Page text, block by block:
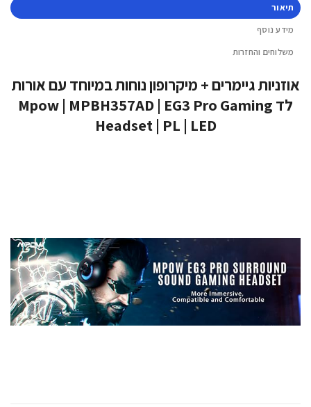
תיאור
מידע נוסף
משלוחים והחזרות
אוזניות גיימרים + מיקרופון נוחות במיוחד עם אורות
לד Mpow | MPBH357AD | EG3 Pro Gaming
Headset | PL | LED